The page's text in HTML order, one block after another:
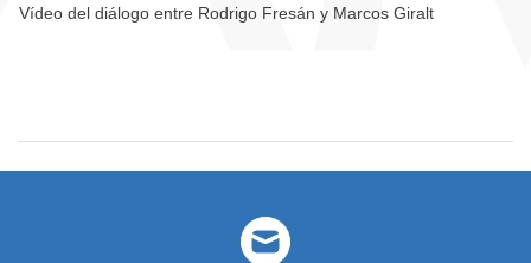
Vídeo del diálogo entre Rodrigo Fresán y Marcos Giralt